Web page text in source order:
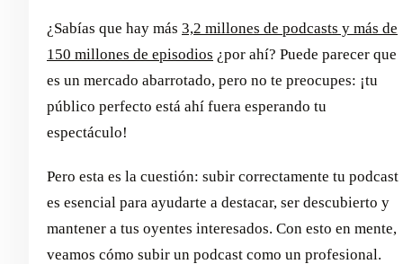
¿Sabías que hay más 3,2 millones de podcasts y más de
150 millones de episodios ¿por ahí? Puede parecer que
es un mercado abarrotado, pero no te preocupes: ¡tu
público perfecto está ahí fuera esperando tu
espectáculo!
Pero esta es la cuestión: subir correctamente tu podcast
es esencial para ayudarte a destacar, ser descubierto y
mantener a tus oyentes interesados. Con esto en mente,
veamos cómo subir un podcast como un profesional.